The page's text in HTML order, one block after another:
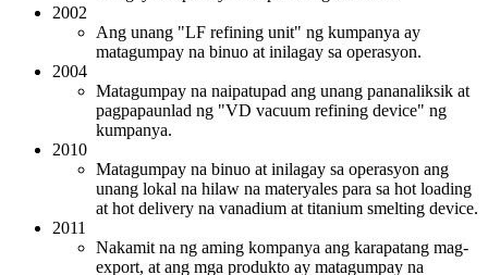
2002
Ang unang "LF refining unit" ng kumpanya ay
matagumpay na binuo at inilagay sa operasyon.
2004
Matagumpay na naipatupad ang unang pananaliksik at
pagpapaunlad ng "VD vacuum refining device" ng
kumpanya.
2010
Matagumpay na binuo at inilagay sa operasyon ang
unang lokal na hilaw na materyales para sa hot loading
at hot delivery na vanadium at titanium smelting device.
2011
Nakamit na ng aming kompanya ang karapatang mag-
export, at ang mga produkto ay matagumpay na